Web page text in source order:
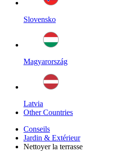
Slovensko
Magyarország
Latvia
Other Countries
Conseils
Jardin & Extérieur
Nettoyer la terrasse